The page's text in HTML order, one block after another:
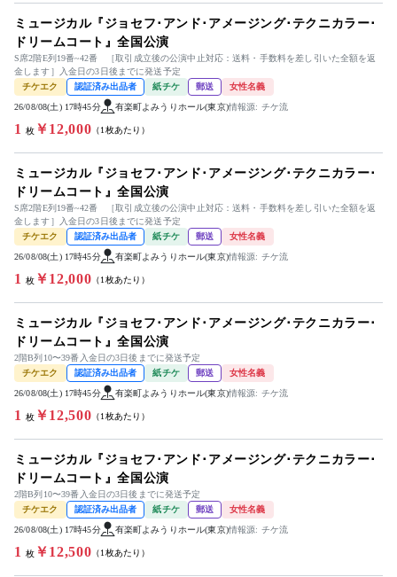
ミュージカル『ジョセフ･アンド･アメージング･テクニカラー･
ドリームコート』全国公演
S席2階E列19番~42番 ［取引成立後の公演中止対応：送料・手数料を差し引いた全額を返
金します］入金日の3日後までに発送予定
チケエク
認証済み出品者 紙チケ 郵送 女性名義
26/08/08(土) 17時45分 有楽町よみうりホール(東京)情報源: チケ流
1 枚￥12,000 （1枚あたり）
ミュージカル『ジョセフ･アンド･アメージング･テクニカラー･
ドリームコート』全国公演
S席2階E列19番~42番 ［取引成立後の公演中止対応：送料・手数料を差し引いた全額を返
金します］入金日の3日後までに発送予定
チケエク
認証済み出品者 紙チケ 郵送 女性名義
26/08/08(土) 17時45分 有楽町よみうりホール(東京)情報源: チケ流
1 枚￥12,000 （1枚あたり）
ミュージカル『ジョセフ･アンド･アメージング･テクニカラー･
ドリームコート』全国公演
2階B列10〜39番入金日の3日後までに発送予定
チケエク
認証済み出品者 紙チケ 郵送 女性名義
26/08/08(土) 17時45分 有楽町よみうりホール(東京)情報源: チケ流
1 枚￥12,500 （1枚あたり）
ミュージカル『ジョセフ･アンド･アメージング･テクニカラー･
ドリームコート』全国公演
2階B列10〜39番入金日の3日後までに発送予定
チケエク
認証済み出品者 紙チケ 郵送 女性名義
26/08/08(土) 17時45分 有楽町よみうりホール(東京)情報源: チケ流
1 枚￥12,500 （1枚あたり）